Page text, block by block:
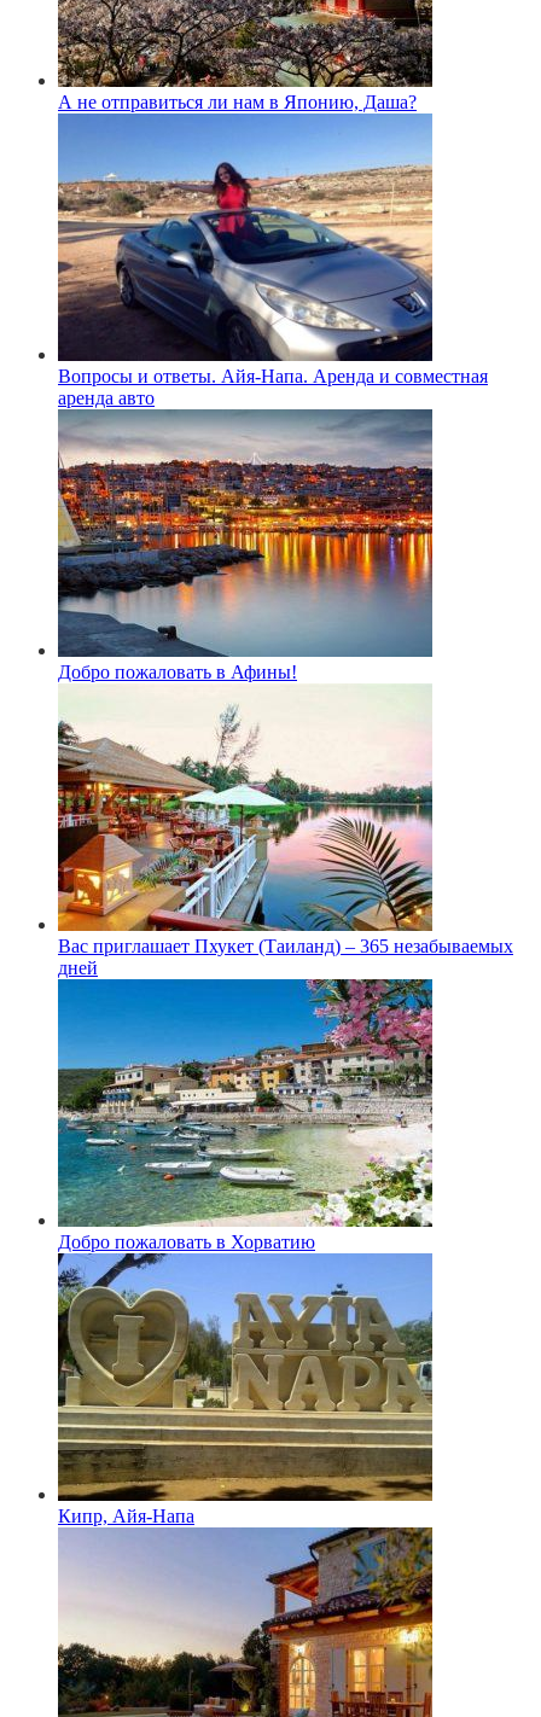
А не отправиться ли нам в Японию, Даша?
Вопросы и ответы. Айя-Напа. Аренда и совместная
аренда авто
Добро пожаловать в Афины!
Вас приглашает Пхукет (Таиланд) – 365 незабываемых
дней
Добро пожаловать в Хорватию
Кипр, Айя-Напа